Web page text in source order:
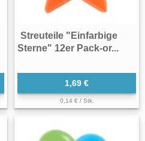
Streuteile "Einfarbige
Sterne" 12er Pack-or...
1,69 €
0,14 € / Stk.